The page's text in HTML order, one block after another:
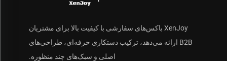
XenJoy باکس‌های سفارشی با کیفیت بالا برای مشتریان
B2B ارائه می‌دهد، ترکیب دستکاری حرفه‌ای، طراحی‌های
اصلی و سبک‌های چند منظوره.